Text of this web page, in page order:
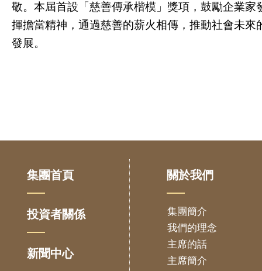
敬。本屆首設「慈善傳承楷模」獎項，鼓勵企業家
揮擔當精神，通過慈善的薪火相傳，推動社會未來
發展。
集團首頁
投資者關係
新聞中心
關於我們
集團簡介
我們的理念
主席的話
主席簡介